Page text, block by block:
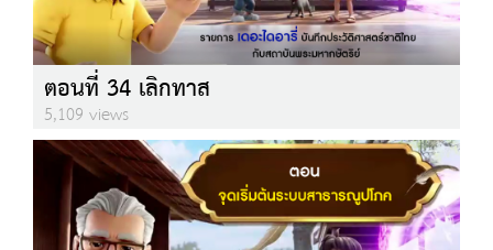
ตอนที่ 34 เลิกทาส
5,109 views